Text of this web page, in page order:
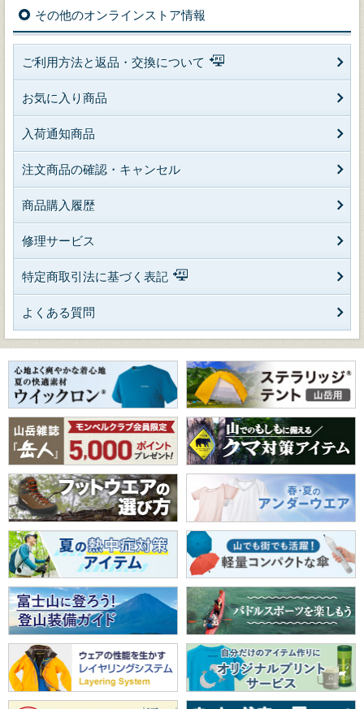
その他のオンラインストア情報
ご利用方法と返品・交換について
お気に入り商品
入荷通知商品
注文商品の確認・キャンセル
商品購入履歴
修理サービス
特定商取引法に基づく表記
よくある質問